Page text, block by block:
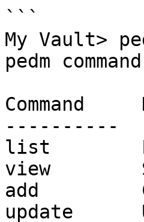
```
My Vault>
pedm
Command
----------
list
view
add
update